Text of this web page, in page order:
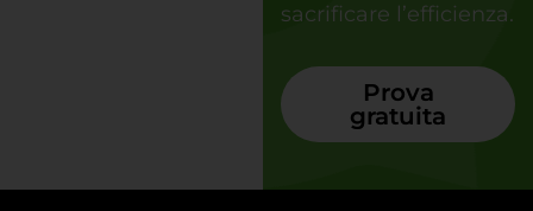
sacrificare l’efficienza.
Prova
gratuita